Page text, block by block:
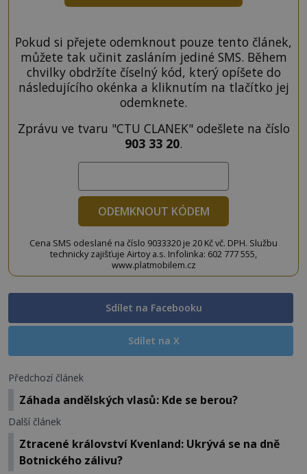
Pokud si přejete odemknout pouze tento článek,
můžete tak učinit zasláním jediné SMS. Během
chvilky obdržíte číselný kód, který opíšete do
následujícího okénka a kliknutím na tlačítko jej
odemknete.
Zprávu ve tvaru "CTU CLANEK" odešlete na číslo
903 33 20.
ODEMKNOUT KÓDEM
Cena SMS odeslané na číslo 9033320 je 20 Kč vč. DPH. Službu
technicky zajišťuje Airtoy a.s. Infolinka: 602 777 555,
www.platmobilem.cz
Sdílet na Facebooku
Sdílet na X
Předchozí článek
Záhada andělských vlasů: Kde se berou?
Další článek
Ztracené království Kvenland: Ukrývá se na dně
Botnického zálivu?